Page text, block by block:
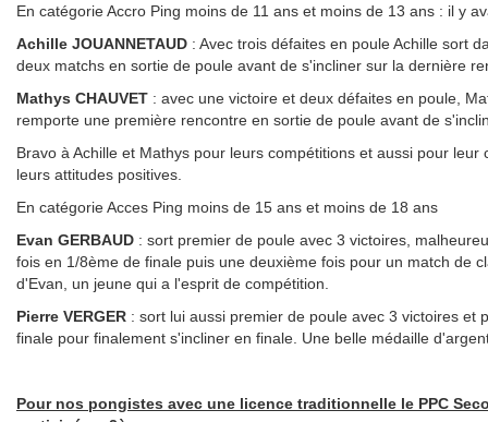
En catégorie Accro Ping moins de 11 ans et moins de 13 ans : il y
Achille JOUANNETAUD : Avec trois défaites en poule Achille sort
deux matchs en sortie de poule avant de s'incliner sur la dernière
Mathys CHAUVET : avec une victoire et deux défaites en poule,
remporte une première rencontre en sortie de poule avant de
Bravo à Achille et Mathys pour leurs compétitions et aussi pour
leurs attitudes positives.
En catégorie Acces Ping moins de 15 ans et moins de 18 ans
Evan GERBAUD : sort premier de poule avec 3 victoires,
fois en 1/8ème de finale puis une deuxième fois pour un match de
d'Evan, un jeune qui a l'esprit de compétition.
Pierre VERGER : sort lui aussi premier de poule avec 3 victoires et
finale pour finalement s'incliner en finale. Une belle médaille
Pour nos pongistes avec une licence traditionnelle le PPC